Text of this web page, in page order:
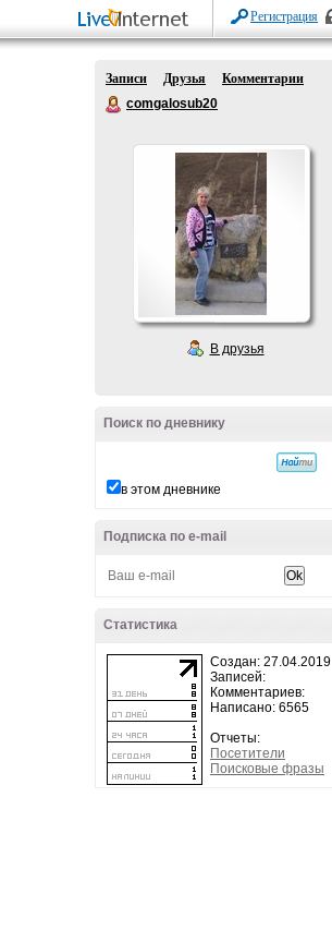
Регистрация
Записи Друзья
Комментарии
comgalosub20
В друзья
Поиск по дневнику
в этом дневнике
Подписка по e-mail
Статистика
Создан: 27.04.2019
Записей:
Комментариев:
Написано: 6565
Отчеты:
Посетители
Поисковые фразы